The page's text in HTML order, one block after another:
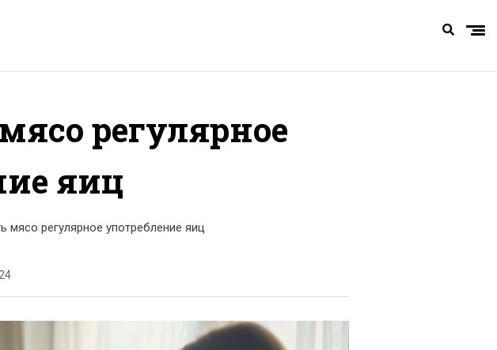
регулярное
яиц
мясо регулярное употребление яиц